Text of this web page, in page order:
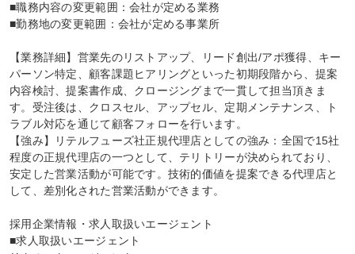
■職務内容の変更範囲：会社が定める業務
■勤務地の変更範囲：会社が定める事業所
【業務詳細】営業先のリストアップ、リード創出/アポ獲得、キー
パーソン特定、顧客課題ヒアリングといった初期段階から、提案
内容検討、提案書作成、クロージングまで一貫して担当頂きま
す。受注後は、クロスセル、アップセル、定期メンテナンス、ト
ラブル対応を通じて顧客フォローを行います。
【強み】リテルフューズ社正規代理店としての強み：全国で15社
程度の正規代理店の一つとして、テリトリーが決められており、
安定した営業活動が可能です。技術的価値を提案できる代理店と
して、差別化された営業活動ができます。
採用企業情報・求人取扱いエージェント
■求人取扱いエージェント